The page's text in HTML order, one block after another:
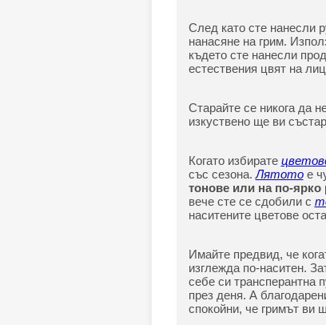
След като сте нанесли
нанасяне на грим.
където сте нанесли
естествения цвят на
Старайте се никога да
изкуствено ще ви
Когато избирате
със сезона.Лятотое
тонове или на по-ярко
вече сте се сдобили с
наситените цветове
Имайте предвид, че
изглежда по-наситен.
себе си трансперантна
през деня. А
спокойни, че гримът ви